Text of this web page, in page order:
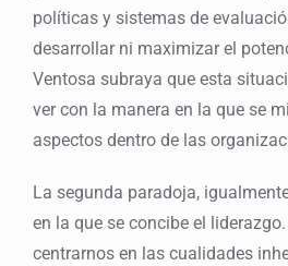
políticas y sistemas de
desarrollar ni maximizar el
Ventosa subraya que esta
ver con la manera en la que se
aspectos dentro de las
La segunda paradoja,
en la que se concibe el
centrarnos en las cualidades